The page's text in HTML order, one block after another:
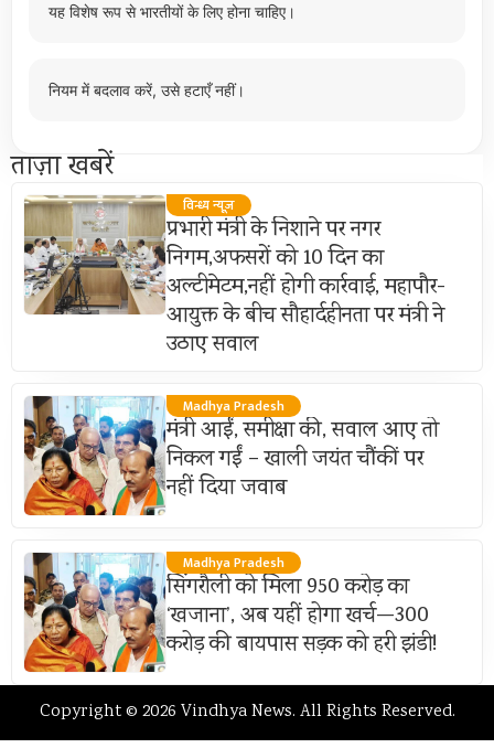
यह विशेष रूप से भारतीयों के लिए होना चाहिए।
नियम में बदलाव करें, उसे हटाएँ नहीं।
ताज़ा खबरें
विन्ध्य न्यूज़
प्रभारी मंत्री के निशाने पर नगर
निगम,अफसरों को 10 दिन का
अल्टीमेटम,नहीं होगी कार्रवाई, महापौर-
आयुक्त के बीच सौहार्दहीनता पर मंत्री ने
उठाए सवाल
Madhya Pradesh
मंत्री आईं, समीक्षा की, सवाल आए तो
निकल गईं – खाली जयंत चौंकीं पर
नहीं दिया जवाब
Madhya Pradesh
सिंगरौली को मिला 950 करोड़ का
‘खजाना’, अब यहीं होगा खर्च—300
करोड़ की बायपास सड़क को हरी झंडी!
Copyright © 2026 Vindhya News. All Rights Reserved.